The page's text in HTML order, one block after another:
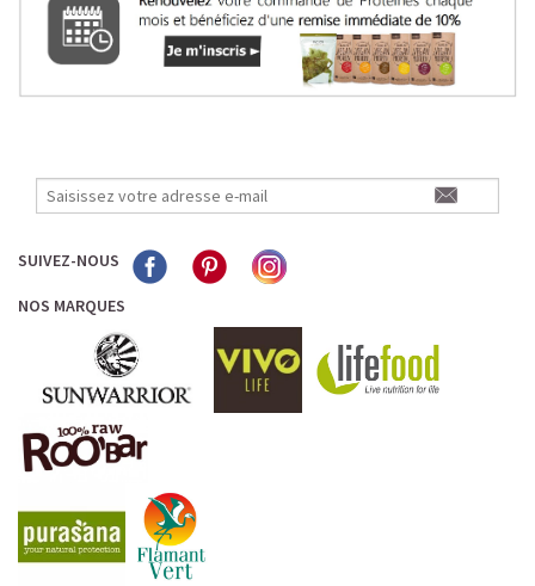
LE PLAISIR D’UN DESSERT GLACÉ, SANS LE SUCRE EN
TROP
Imaginez un caramel fondant qui se mêle à un café
frappé crémeux, sans sucre raffiné et boosté en
SUIVEZ-NOUS
NOS MARQUES